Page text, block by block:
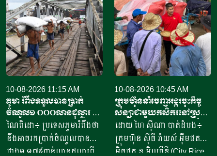
10-08-2026 11:15 AM
ភូមា រំពឹងទទួលបានប្រាក់
ចំណូល១ ០០០លានដុល្លារ ពី
ការនាំចេញអង្ករ
ណៃពិដោ៖ ប្រទេសភូមារំពឹងថា
នឹងអាចរកប្រាក់ចំណូលបាន
ជាង១,១៧៩ពាន់លានដុល្លារពី
10-08-2026 10:45 AM
ក្រុមហ៊ុននាំចេញអង្ករចុះកិច្ច
សន្យាជាមួយកសិករនៅស្រុក
ថ្មគោល និងស្រុកបវេល ដើម្បី
ផលិត និងផ្គត់ផ្គង់ស្រូវសែន
ក្រអូប
ដោយ ហៃ ស៊ីណា បាត់ដំបង៖
ក្រុមហ៊ុន ស៊ីធី រ៉ាយស៍ អ៊ឹមផត
អិចផត ខូ អិលធីឌី (City Rice